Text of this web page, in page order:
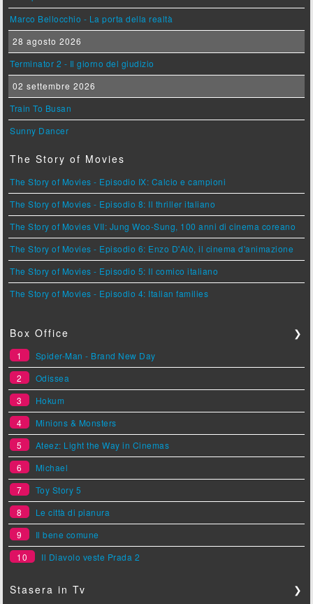
Marco Bellocchio - La porta della realtà
28 agosto 2026
Terminator 2 - Il giorno del giudizio
02 settembre 2026
Train To Busan
Sunny Dancer
The Story of Movies
The Story of Movies - Episodio IX: Calcio e campioni
The Story of Movies - Episodio 8: Il thriller italiano
The Story of Movies VII: Jung Woo-Sung, 100 anni di cinema coreano
The Story of Movies - Episodio 6: Enzo D'Alò, il cinema d'animazione
The Story of Movies - Episodio 5: Il comico italiano
The Story of Movies - Episodio 4: Italian families
Box Office ❯
1
Spider-Man - Brand New Day
2
Odissea
3
Hokum
4
Minions & Monsters
5
Ateez: Light the Way in Cinemas
6
Michael
7
Toy Story 5
8
Le città di pianura
9
Il bene comune
10
Il Diavolo veste Prada 2
Stasera in Tv ❯